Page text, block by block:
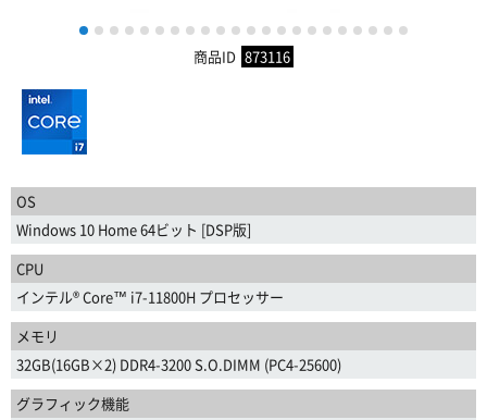
1 2 3 4 5 6 7 8 9 10 11 12 13 14 15 16 17 18 19 20 21
商品ID 873116
OS
Windows 10 Home 64ビット [DSP版]
CPU
インテル® Core™ i7-11800H プロセッサー
メモリ
32GB(16GB×2) DDR4-3200 S.O.DIMM (PC4-25600)
グラフィック機能